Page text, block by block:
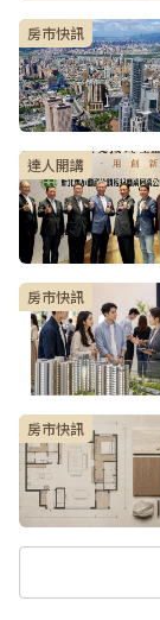
房市快訊
達人開講
房市快訊
房市快訊